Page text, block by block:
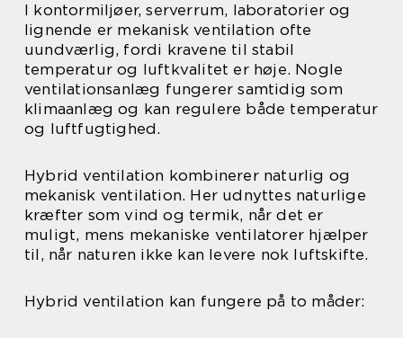
I kontormiljøer, serverrum, laboratorier og
lignende er mekanisk ventilation ofte
uundværlig, fordi kravene til stabil
temperatur og luftkvalitet er høje. Nogle
ventilationsanlæg fungerer samtidig som
klimaanlæg og kan regulere både temperatur
og luftfugtighed.
Hybrid ventilation kombinerer naturlig og
mekanisk ventilation. Her udnyttes naturlige
kræfter som vind og termik, når det er
muligt, mens mekaniske ventilatorer hjælper
til, når naturen ikke kan levere nok luftskifte.
Hybrid ventilation kan fungere på to måder: